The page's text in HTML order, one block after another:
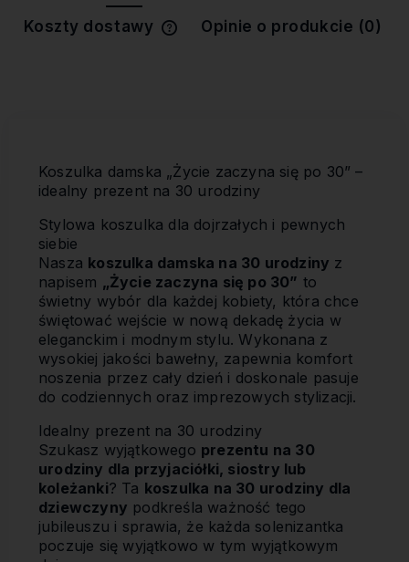
Koszty dostawy
Cena nie zawiera ewentualnych
Opinie o produkcie (0)
Koszulka damska „Życie zaczyna się po 30” –
idealny prezent na 30 urodziny
Stylowa koszulka dla dojrzałych i pewnych
siebie
Nasza koszulka damska na 30 urodziny z
napisem „Życie zaczyna się po 30” to
świetny wybór dla każdej kobiety, która chce
świętować wejście w nową dekadę życia w
eleganckim i modnym stylu. Wykonana z
wysokiej jakości bawełny, zapewnia komfort
noszenia przez cały dzień i doskonale pasuje
do codziennych oraz imprezowych stylizacji.
Idealny prezent na 30 urodziny
Szukasz wyjątkowego prezentu na 30
urodziny dla przyjaciółki, siostry lub
koleżanki? Ta koszulka na 30 urodziny dla
dziewczyny podkreśla ważność tego
jubileuszu i sprawia, że każda solenizantka
poczuje się wyjątkowo w tym wyjątkowym